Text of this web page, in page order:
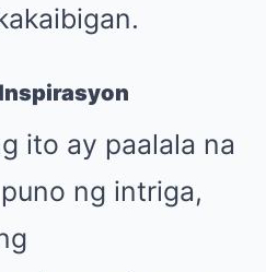
ito ay paalala na
ng intriga,